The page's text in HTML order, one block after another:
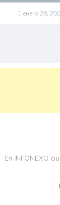
enero 28,
En INFONEXO